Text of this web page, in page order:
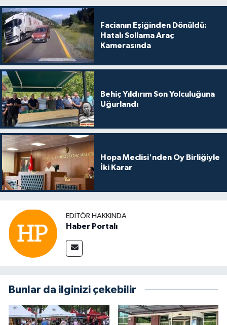
Facianın Eşiğinden Dönüldü:
Hatalı Sollama Araç
Kamerasında
Behiç Yıldırım Son Yolculuğuna
Uğurlandı
Hopa Meclisi'nden Oy Birliğiyle
İki Karar
EDITÖR HAKKINDA
Haber Portalı
Bunlar da ilginizi çekebilir